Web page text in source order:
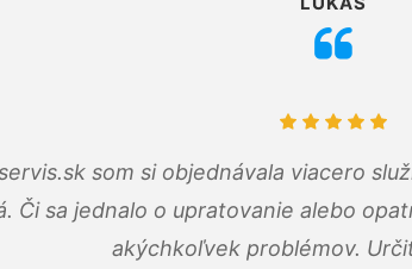
som si objednávala viacero
Či sa jednalo o upratovanie alebo
akýchkoľvek problémov.